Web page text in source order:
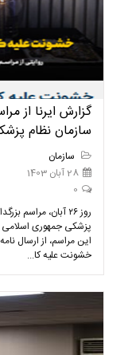
گزارش ایرنا از
سازمان نظام
سازمان
28 آبان 1403
0
روز ۲۶ آبان،
پزشکی جمهوری اسلامی
خشونت علیه کا...